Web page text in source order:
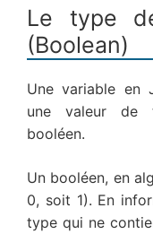
Le type
(Boolean)
Une variable en
une valeur de
booléen.
Un booléen, en
0, soit 1). En
type qui ne